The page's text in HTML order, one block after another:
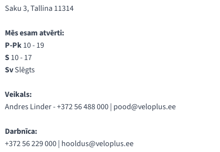
Saku 3, Tallina 11314
Mēs esam atvērti:
P-Pk10 - 19
S10 - 17
SvSlēgts
Veikals:
Andres Linder - +372 56 488 000 | pood@veloplus.ee
Darbnīca:
+372 56 229 000 | hooldus@veloplus.ee